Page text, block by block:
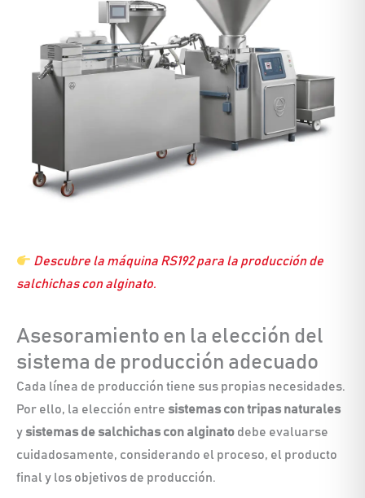
Descubre la máquina RS192 para la producción de
salchichas con alginato.
Asesoramiento en la elección del
sistema de producción adecuado
Cada línea de producción tiene sus propias necesidades.
Por ello, la elección entre sistemas con tripas naturales
ysistemas de salchichas con alginato debe evaluarse
cuidadosamente, considerando el proceso, el producto
final y los objetivos de producción.